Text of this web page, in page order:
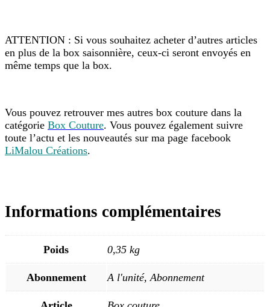
ATTENTION : Si vous souhaitez acheter d’autres articles
en plus de la box saisonnière, ceux-ci seront envoyés en
même temps que la box.
Vous pouvez retrouver mes autres box couture dans la
catégorie Box Couture. Vous pouvez également suivre
toute l’actu et les nouveautés sur ma page facebook
LiMalou Créations.
Informations complémentaires
Poids 0,35 kg
Abonnement A l'unité, Abonnement